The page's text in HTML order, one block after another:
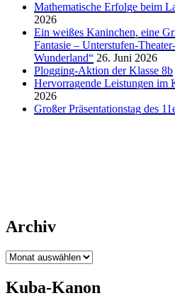
Mathematische Erfolge beim
2026
Ein weißes Kaninchen, eine
Fantasie – Unterstufen-
Wunderland“ 26. Juni 2026
Plogging-Aktion der Klasse 8b
Hervorragende Leistungen im
2026
Großer Präsentationstag des
Archiv
Archiv
Kuba-Kanon